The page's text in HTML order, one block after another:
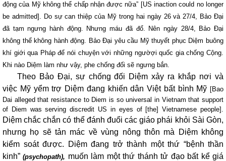
động của Mỹ không thể chấp nhận được nữa” [US inaction could no longer
be admitted]. Do sự can thiệp của Mỹ trong hai ngày 26 và 27/4, Bảo Đại
đã tạm ngưng hành động. Nhưng máu đã đổ. Nên ngày 28/4, Bảo Đại
không thể không hành động. Bảo Đại yêu cầu Mỹ thuyết phục Diệm buông
khí giới qua Pháp để nói chuyện với những ngườợi quốc gia chống Cộng.
Khi nào Diệm làm như vậy, phe chống đối sẽ ngưng bắn.
Theo Bảo Đại, sự chống đối Diệm xảy ra khắp nơi và
việc Mỹ yểm trợ Diệm đang khiến dân Việt bất bình Mỹ [Bao
Dai alleged that resistance to Diem is so universal in Vietnam that support
of Diem was serving discredit US in eyes of [the] Vietnamese people].
Diệm chắc chắn có thể đánh đuổi các giáo phái khỏi Sài Gòn,
nhưng họ sẽ tản mác về vùng nông thôn mà Diệm không
kiểm soát được. Diệm đang trở thành một thứ “bệnh thần
kinh”(psychopath), muốn làm một thứ thánh tử đạo bất kể giá